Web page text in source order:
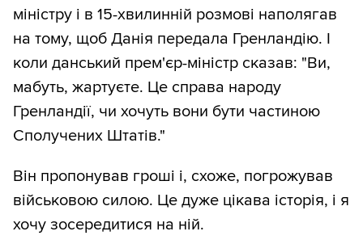
міністру і в 15-хвилинній розмові наполягав
на тому, щоб Данія передала Гренландію. І
коли данський прем'єр-міністр сказав: "Ви,
мабуть, жартуєте. Це справа народу
Гренландії, чи хочуть вони бути частиною
Сполучених Штатів."
Він пропонував гроші і, схоже, погрожував
військовою силою. Це дуже цікава історія, і я
хочу зосередитися на ній.